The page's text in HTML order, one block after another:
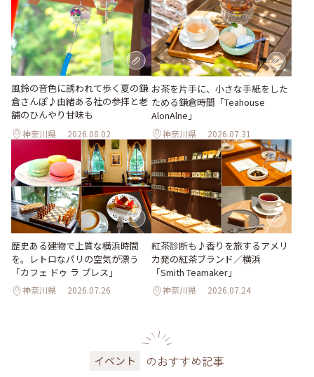
風鈴の音色に誘われて歩く夏の鎌
倉さんぽ♪由緒ある社の参拝と老
舗のひんやり甘味も
神奈川県 2026.08.02
お茶を片手に、小さな手紙をした
ためる鎌倉時間「Teahouse
AlonAlne」
神奈川県 2026.07.31
歴史ある建物で上質な横浜時間
を。レトロなパリの空気が漂う
「カフェ ドゥ ラ プレス」
神奈川県 2026.07.26
紅茶診断も♪香りを旅するアメリ
カ発の紅茶ブランド／横浜
「Smith Teamaker」
神奈川県 2026.07.24
イベント のおすすめ記事